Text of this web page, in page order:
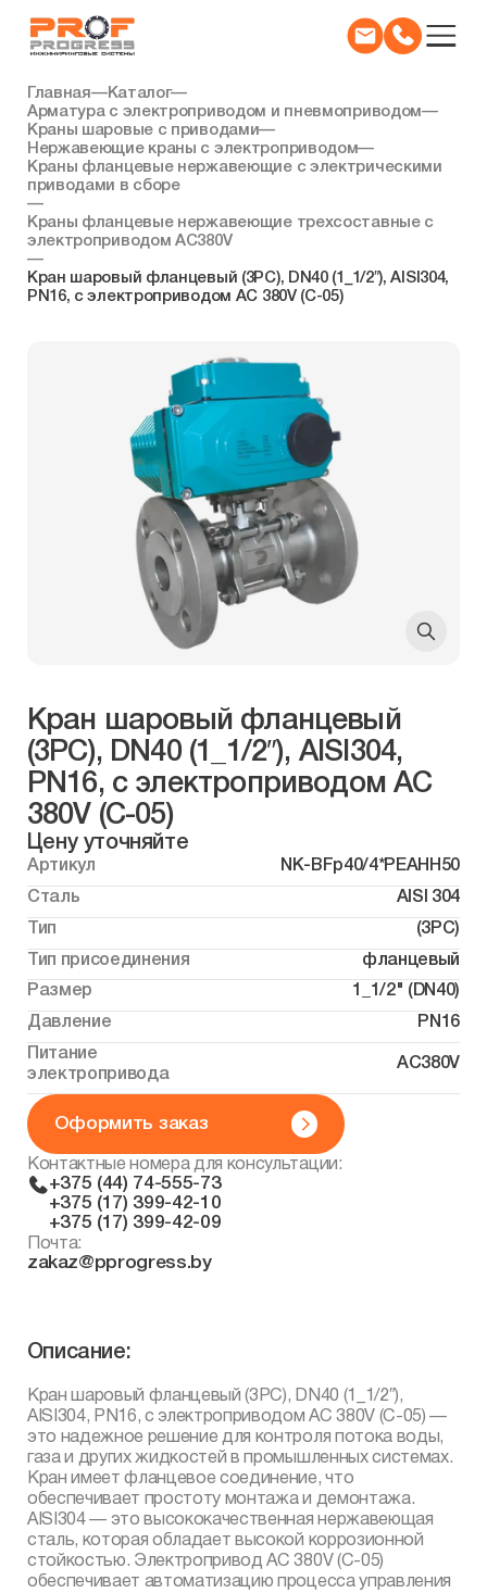
Главная—Каталог—
Арматура с электроприводом и пневмоприводом—
Краны шаровые с приводами—
Нержавеющие краны с электроприводом—
Краны фланцевые нержавеющие с электрическими
приводами в сборе
—
Краны фланцевые нержавеющие трехсоставные с
электроприводом AC380V
—
Кран шаровый фланцевый (3PC), DN40 (1_1/2″), AISI304,
PN16, с электроприводом AC 380V (С-05)
Кран шаровый фланцевый
(3PC), DN40 (1_1/2″), AISI304,
PN16, с электроприводом AC
380V (С-05)
Цену уточняйте
Артикул
NK-BFp40/4*PEAHH50
Сталь
AISI 304
Тип
(3PC)
Тип присоединения
фланцевый
Размер
1_1/2" (DN40)
Давление
PN16
Питание
электропривода
AC380V
Оформить заказ
Контактные номера для консультации:
+375 (44) 74-555-73
+375 (17) 399-42-10
+375 (17) 399-42-09
Почта:
zakaz@pprogress.by
Описание:
Кран шаровый фланцевый (3PC), DN40 (1_1/2″),
AISI304, PN16, с электроприводом AC 380V (С-05) —
это надежное решение для контроля потока воды,
газа и других жидкостей в промышленных системах.
Кран имеет фланцевое соединение, что
обеспечивает простоту монтажа и демонтажа.
AISI304 — это высококачественная нержавеющая
сталь, которая обладает высокой коррозионной
стойкостью. Электропривод AC 380V (С-05)
обеспечивает автоматизацию процесса управления